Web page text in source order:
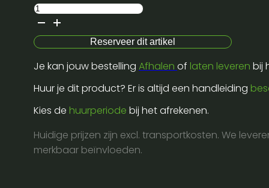
Led
bull
-
8w
-
double
filament
-
-
36x18cm
Reserveer dit artikel
Je kan jouw bestelling Afhalen of laten leveren bij
Huur je dit product? Er is altijd een handleiding
Kies de huurperiode bij het afrekenen.
Huidige prijzen zijn excl. transportkosten. We
merkbaar beïnvloeden.